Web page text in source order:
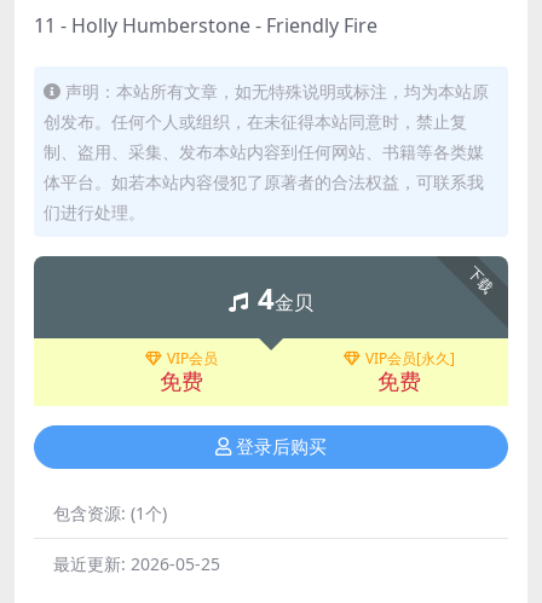
11 - Holly Humberstone - Friendly Fire
声明：本站所有文章，如无特殊说明或标注，均为本站原
创发布。任何个人或组织，在未征得本站同意时，禁止复
制、盗用、采集、发布本站内容到任何网站、书籍等各类媒
体平台。如若本站内容侵犯了原著者的合法权益，可联系我
们进行处理。
下载
4金贝
VIP会员
免费
VIP会员[永久]
免费
登录后购买
包含资源: (1个)
最近更新: 2026-05-25